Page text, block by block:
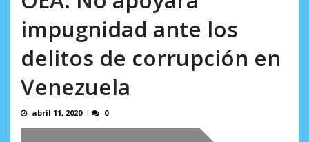
impugnidad ante los
delitos de corrupción en
Venezuela
abril 11, 2020 0